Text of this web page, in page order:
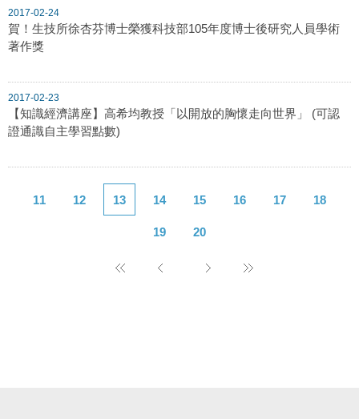
2017-02-24
賀！生技所徐杏芬博士榮獲科技部105年度博士後研究人員學術
著作獎
2017-02-23
【知識經濟講座】高希均教授「以開放的胸懷走向世界」 (可認
證通識自主學習點數)
11 12 13 14 15 16 17 18
19 20